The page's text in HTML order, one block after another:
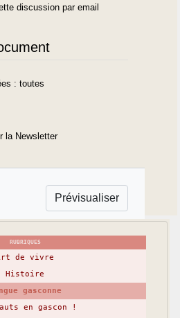
discussion par email
: toutes
la Newsletter
RUBRIQUES
de vivre
Histoire
gasconne
en gascon !